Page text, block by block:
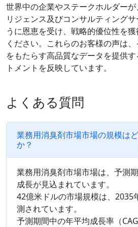
世界中の企業やステークホルダー
リジェンス及びコンサルティング
うに恩恵を受け、戦略的優位性を
ください。これらのお客様の声は
をもたらす高品質なデータを提供
トメントを反映しています。
よくある質問
業務用消臭剤市場市場の規模は
か？
業務用消臭剤市場市場は、予測
成長が見込まれています。
42億米ドルの市場規模は、2035
測されています。
予測期間中の年平均成長率（